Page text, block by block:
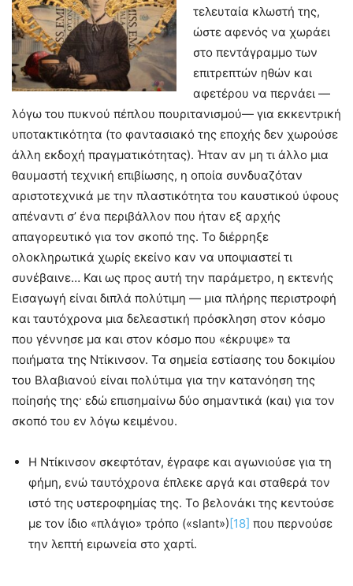
τελευταία κλωστή της,
ώστε αφενός να χωράει
στο πεντάγραμμο των
επιτρεπτών ηθών και
αφετέρου να περνάει —
λόγω του πυκνού πέπλου πουριτανισμού— για εκκεντρική
υποτακτικότητα (το φαντασιακό της εποχής δεν χωρούσε
άλλη εκδοχή πραγματικότητας). Ήταν αν μη τι άλλο μια
θαυμαστή τεχνική επιβίωσης, η οποία συνδυαζόταν
αριστοτεχνικά με την πλαστικότητα του καυστικού ύφους
απέναντι σ’ ένα περιβάλλον που ήταν εξ αρχής
απαγορευτικό για τον σκοπό της. Το διέρρηξε
ολοκληρωτικά χωρίς εκείνο καν να υποψιαστεί τι
συνέβαινε… Και ως προς αυτή την παράμετρο, η εκτενής
Εισαγωγή είναι διπλά πολύτιμη — μια πλήρης περιστροφή
και ταυτόχρονα μια δελεαστική πρόσκληση στον κόσμο
που γέννησε μα και στον κόσμο που «έκρυψε» τα
ποιήματα της Ντίκινσον. Τα σημεία εστίασης του δοκιμίου
του Βλαβιανού είναι πολύτιμα για την κατανόηση της
ποίησής της· εδώ επισημαίνω δύο σημαντικά (και) για τον
σκοπό του εν λόγω κειμένου.
Η Ντίκινσον σκεφτόταν, έγραφε και αγωνιούσε για τη
φήμη, ενώ ταυτόχρονα έπλεκε αργά και σταθερά τον
ιστό της υστεροφημίας της. Το βελονάκι της κεντούσε
με τον ίδιο «πλάγιο» τρόπο («slant») [18] που περνούσε
την λεπτή ειρωνεία στο χαρτί.